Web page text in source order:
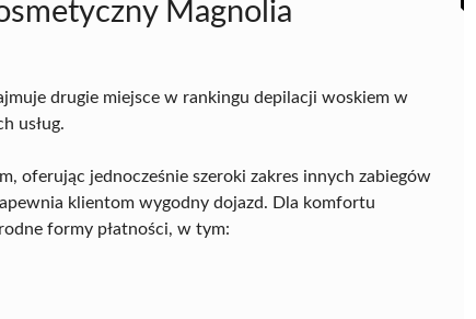
Magnolia
drugie miejsce w rankingu depilacji woskiem w
usług.
oferując jednocześnie szeroki zakres innych zabiegów
klientom wygodny dojazd. Dla komfortu
formy płatności, w tym: